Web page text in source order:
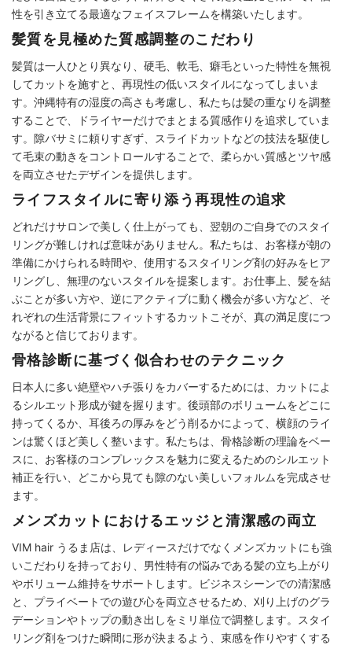
性を引き立てる最適なフェイスフレームを構築いたします。
髪質を見極めた質感調整のこだわり
髪質は一人ひとり異なり、硬毛、軟毛、癖毛といった特性を無視
してカットを施すと、再現性の低いスタイルになってしまいま
す。沖縄特有の湿度の高さも考慮し、私たちは髪の重なりを調整
することで、ドライヤーだけでまとまる質感作りを追求していま
す。隙バサミに頼りすぎず、スライドカットなどの技法を駆使し
て毛束の動きをコントロールすることで、柔らかい質感とツヤ感
を両立させたデザインを提供します。
ライフスタイルに寄り添う再現性の追求
どれだけサロンで美しく仕上がっても、翌朝のご自身でのスタイ
リングが難しければ意味がありません。私たちは、お客様が朝の
準備にかけられる時間や、使用するスタイリング剤の好みをヒア
リングし、無理のないスタイルを提案します。お仕事上、髪を結
ぶことが多い方や、逆にアクティブに動く機会が多い方など、そ
れぞれの生活背景にフィットするカットこそが、真の満足度につ
ながると信じております。
骨格診断に基づく似合わせのテクニック
日本人に多い絶壁やハチ張りをカバーするためには、カットによ
るシルエット形成が鍵を握ります。後頭部のボリュームをどこに
持ってくるか、耳後ろの厚みをどう削るかによって、横顔のライ
ンは驚くほど美しく整います。私たちは、骨格診断の理論をベー
スに、お客様のコンプレックスを魅力に変えるためのシルエット
補正を行い、どこから見ても隙のない美しいフォルムを完成させ
ます。
メンズカットにおけるエッジと清潔感の両立
VIM hair うるま店は、レディースだけでなくメンズカットにも強
いこだわりを持っており、男性特有の悩みである髪の立ち上がり
やボリューム維持をサポートします。ビジネスシーンでの清潔感
と、プライベートでの遊び心を両立させるため、刈り上げのグラ
デーションやトップの動き出しをミリ単位で調整します。スタイ
リング剤をつけた瞬間に形が決まるよう、束感を作りやすくする